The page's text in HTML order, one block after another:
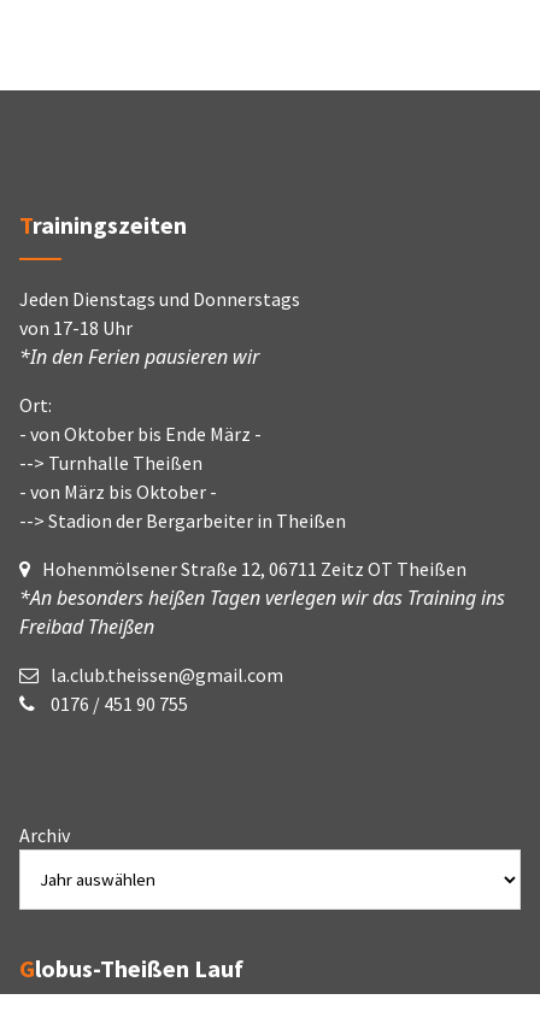
Trainingszeiten
Jeden Dienstags und Donnerstags
von 17-18 Uhr
*In den Ferien pausieren wir
Ort:
- von Oktober bis Ende März -
--> Turnhalle Theißen
- von März bis Oktober -
--> Stadion der Bergarbeiter in Theißen
Hohenmölsener Straße 12, 06711 Zeitz OT Theißen
*An besonders heißen Tagen verlegen wir das Training ins
Freibad Theißen
la.club.theissen@gmail.com
0176 / 451 90 755
Archiv
Globus-Theißen Lauf